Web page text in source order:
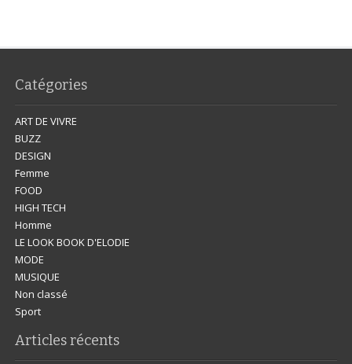
Catégories
ART DE VIVRE
BUZZ
DESIGN
Femme
FOOD
HIGH TECH
Homme
LE LOOK BOOK D'ELODIE
MODE
MUSIQUE
Non classé
Sport
Articles récents